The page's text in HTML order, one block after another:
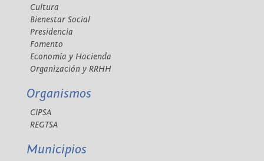
Cultura
Bienestar Social
Presidencia
Fomento
Economía y Hacienda
Organización y RRHH
Organismos
CIPSA
REGTSA
Municipios